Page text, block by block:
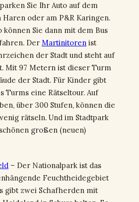
Sie Ihr Auto auf dem
Haren oder am P&R Karingen.
können Sie dann mit dem Bus
Der Martinitoren ist
der Stadt und steht auf
Mit 97 Metern ist dieser Turm
der Stadt. Für Kinder gibt
Turms eine Rätseltour. Auf
über 300 Stufen, können die
rätseln. Und im Stadtpark
großen (neuen)
– Der Nationalpark ist das
Feuchtheidegebiet
gibt zwei Schafherden mit